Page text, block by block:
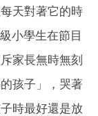
每天對著它的時
小學生在節目
斥家長無時無刻
孩子」，哭著
時最好還是放